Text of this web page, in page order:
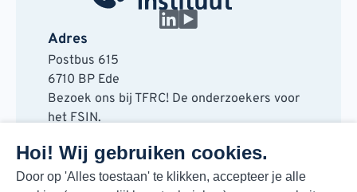
Hoi! Wij gebruiken cookies.
Door op 'Alles toestaan' te klikken, accepteer je alle
Adres
Postbus 615
6710 BP Ede
Bezoek ons bij TFRC! De onderzoekers voor
het FSIN.
6717 LT Ede
Contact